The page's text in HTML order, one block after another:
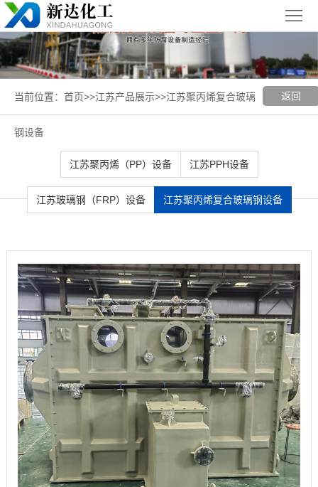
页
关
于
我
新
闻
聚丙烯
玻璃钢
设备
返回
当前位置： 首页>>江苏产品展示>>江苏聚丙烯复合玻璃
钢设备
江苏聚丙烯（PP）设备 江苏PPH设备
江苏玻璃钢（FRP）设备 江苏聚丙烯复合玻璃钢设备